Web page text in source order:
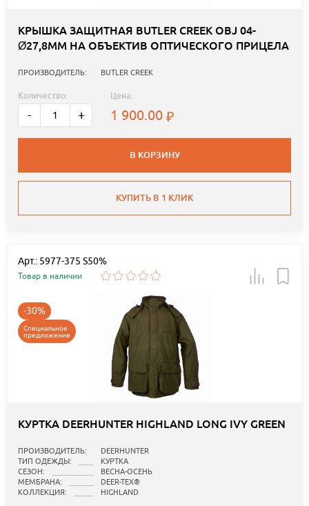
КРЫШКА ЗАЩИТНАЯ BUTLER CREEK OBJ 04-
Ø27,8ММ НА ОБЪЕКТИВ ОПТИЧЕСКОГО ПРИЦЕЛА
ПРОИЗВОДИТЕЛЬ: BUTLER CREEK
Количество:
- +
Цена:
1 900.00
В КОРЗИНУ
КУПИТЬ В 1 КЛИК
Арт.: 5977-375 S50%
Товар в наличии
-30%
Специальное
предложение
КУРТКА DEERHUNTER HIGHLAND LONG IVY GREEN
ПРОИЗВОДИТЕЛЬ:
DEERHUNTER
ТИП ОДЕЖДЫ:
КУРТКА
СЕЗОН:
ВЕСНА-ОСЕНЬ
МЕМБРАНА:
DEER-TEX®
КОЛЛЕКЦИЯ:
HIGHLAND